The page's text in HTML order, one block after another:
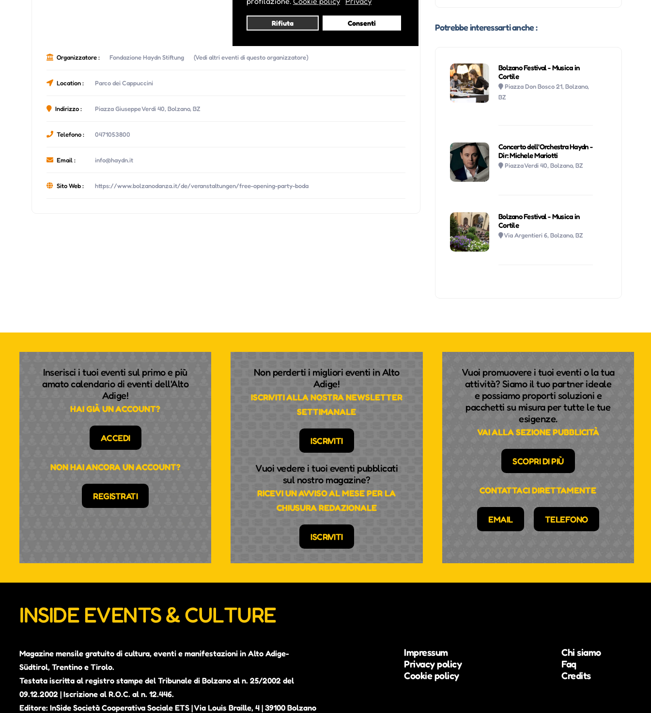
Rifiuta Consenti
Organizzatore : Fondazione Haydn Stiftung (Vedi altri eventi di questo organizzatore)
Location : Parco dei Cappuccini
Indirizzo : Piazza Giuseppe Verdi 40, Bolzano, BZ
Telefono : 0471053800
Email : info@haydn.it
Sito Web : https://www.bolzanodanza.it/de/veranstaltungen/free-opening-party-boda
Potrebbe interessarti anche :
Bolzano Festival - Musica in
Cortile
Piazza Don Bosco 21, Bolzano,
BZ
Concerto dell'Orchestra Haydn -
Dir: Michele Mariotti
Piazza Verdi 40, Bolzano, BZ
Bolzano Festival - Musica in
Cortile
Via Argentieri 6, Bolzano, BZ
Inserisci i tuoi eventi sul primo e più
amato calendario di eventi dell'Alto
Adige!
HAI GIÀ UN ACCOUNT?
ACCEDI
NON HAI ANCORA UN ACCOUNT?
REGISTRATI
Non perderti i migliori eventi in Alto
Adige!
ISCRIVITI ALLA NOSTRA NEWSLETTER
SETTIMANALE
ISCRIVITI
Vuoi vedere i tuoi eventi pubblicati
sul nostro magazine?
RICEVI UN AVVISO AL MESE PER LA
CHIUSURA REDAZIONALE
ISCRIVITI
Vuoi promuovere i tuoi eventi o la tua
attività? Siamo il tuo partner ideale
e possiamo proporti soluzioni e
pacchetti su misura per tutte le tue
esigenze.
VAI ALLA SEZIONE PUBBLICITÀ
SCOPRI DI PIÙ
CONTATTACI DIRETTAMENTE
EMAIL TELEFONO
INSIDE EVENTS & CULTURE
Magazine mensile gratuito di cultura, eventi e manifestazioni in Alto Adige-
Südtirol, Trentino e Tirolo.
Testata iscritta al registro stampe del Tribunale di Bolzano al n. 25/2002 del
09.12.2002 | Iscrizione al R.O.C. al n. 12.446.
Editore: InSide Società Cooperativa Sociale ETS | Via Louis Braille, 4 | 39100 Bolzano
Impressum
Privacy policy
Cookie policy
Chi siamo
Faq
Credits